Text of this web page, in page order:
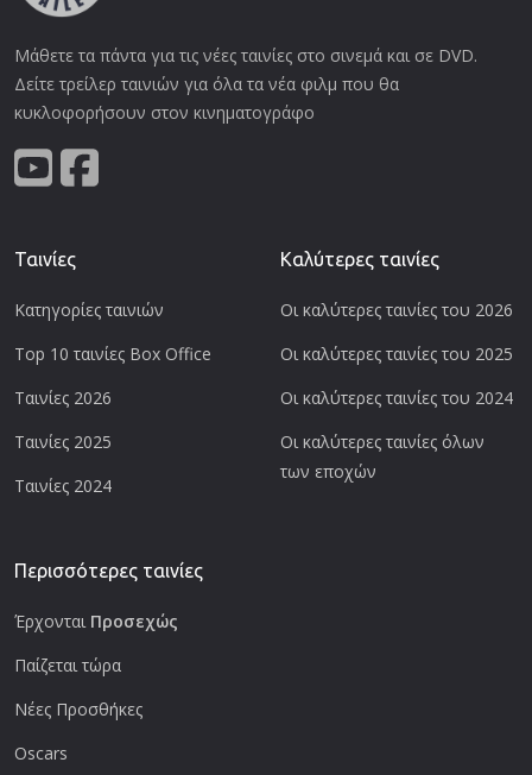
Μάθετε τα πάντα για τις νέες ταινίες στο σινεμά και σε DVD.
Δείτε τρείλερ ταινιών για όλα τα νέα φιλμ που θα
κυκλοφορήσουν στον κινηματογράφο
Ταινίες
Κατηγορίες ταινιών
Top 10 ταινίες Box Office
Ταινίες 2026
Ταινίες 2025
Ταινίες 2024
Καλύτερες ταινίες
Οι καλύτερες ταινίες του 2026
Οι καλύτερες ταινίες του 2025
Οι καλύτερες ταινίες του 2024
Οι καλύτερες ταινίες όλων
των εποχών
Περισσότερες ταινίες
Έρχονται Προσεχώς
Παίζεται τώρα
Νέες Προσθήκες
Oscars